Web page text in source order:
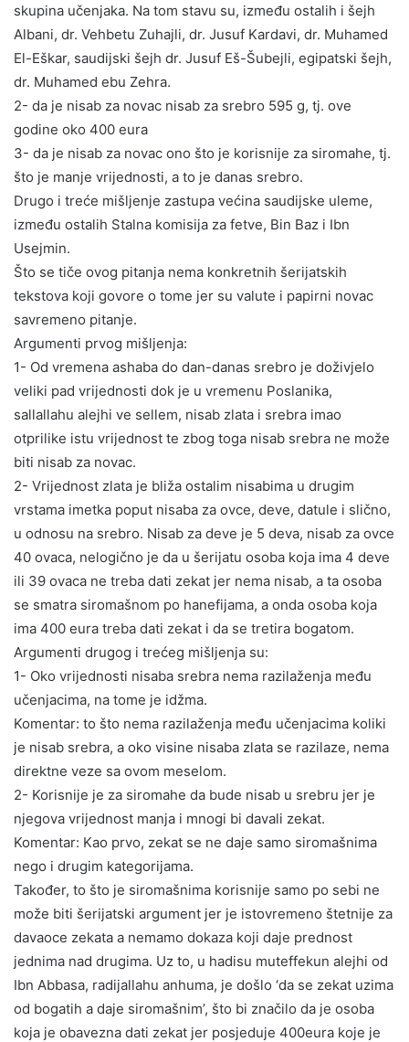
skupina učenjaka. Na tom stavu su, između ostalih i šejh
Albani, dr. Vehbetu Zuhajli, dr. Jusuf Kardavi, dr. Muhamed
El-Eškar, saudijski šejh dr. Jusuf Eš-Šubejli, egipatski šejh,
dr. Muhamed ebu Zehra.
2- da je nisab za novac nisab za srebro 595 g, tj. ove
godine oko 400 eura
3- da je nisab za novac ono što je korisnije za siromahe, tj.
što je manje vrijednosti, a to je danas srebro.
Drugo i treće mišljenje zastupa većina saudijske uleme,
između ostalih Stalna komisija za fetve, Bin Baz i Ibn
Usejmin.
Što se tiče ovog pitanja nema konkretnih šerijatskih
tekstova koji govore o tome jer su valute i papirni novac
savremeno pitanje.
Argumenti prvog mišljenja:
1- Od vremena ashaba do dan-danas srebro je doživjelo
veliki pad vrijednosti dok je u vremenu Poslanika,
sallallahu alejhi ve sellem, nisab zlata i srebra imao
otprilike istu vrijednost te zbog toga nisab srebra ne može
biti nisab za novac.
2- Vrijednost zlata je bliža ostalim nisabima u drugim
vrstama imetka poput nisaba za ovce, deve, datule i slično,
u odnosu na srebro. Nisab za deve je 5 deva, nisab za ovce
40 ovaca, nelogično je da u šerijatu osoba koja ima 4 deve
ili 39 ovaca ne treba dati zekat jer nema nisab, a ta osoba
se smatra siromašnom po hanefijama, a onda osoba koja
ima 400 eura treba dati zekat i da se tretira bogatom.
Argumenti drugog i trećeg mišljenja su:
1- Oko vrijednosti nisaba srebra nema razilaženja među
učenjacima, na tome je idžma.
Komentar: to što nema razilaženja među učenjacima koliki
je nisab srebra, a oko visine nisaba zlata se razilaze, nema
direktne veze sa ovom meselom.
2- Korisnije je za siromahe da bude nisab u srebru jer je
njegova vrijednost manja i mnogi bi davali zekat.
Komentar: Kao prvo, zekat se ne daje samo siromašnima
nego i drugim kategorijama.
Također, to što je siromašnima korisnije samo po sebi ne
može biti šerijatski argument jer je istovremeno štetnije za
davaoce zekata a nemamo dokaza koji daje prednost
jednima nad drugima. Uz to, u hadisu muteffekun alejhi od
Ibn Abbasa, radijallahu anhuma, je došlo ‘da se zekat uzima
od bogatih a daje siromašnim’, što bi značilo da je osoba
koja je obavezna dati zekat jer posjeduje 400eura koje je